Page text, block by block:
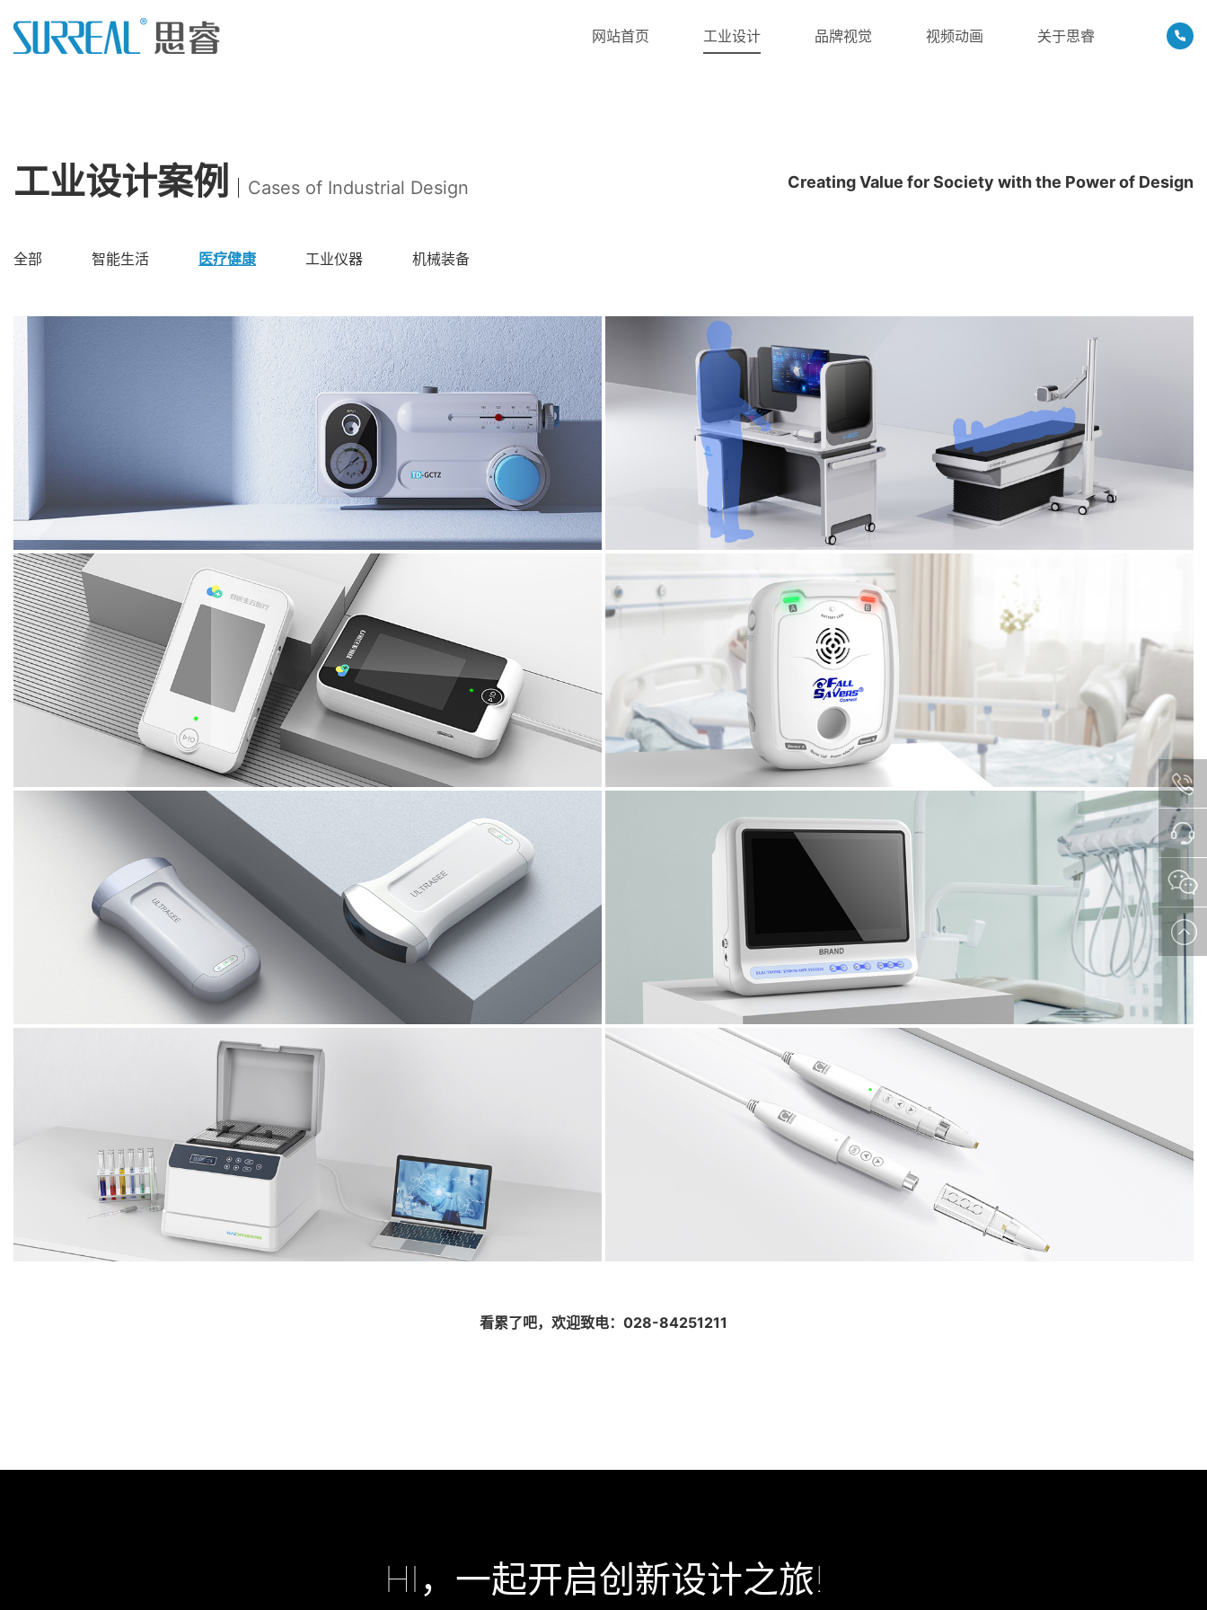
网站首页 工业设计 品牌视觉 视频动画 关于思睿
工业设计案例 Cases of Industrial Design Creating Value for Society with the Power of Design
全部 智能生活 医疗健康 工业仪器 机械装备
小儿灌肠手术套装
Pediatric enema set
心血管介入手术机器人
Cardiovascular interventional surgery robot
病床控制器
高清内窥镜
High definition endoscope
Handheld human tissue detection probe
看累了吧，欢迎致电：028-84251211
HI，一起开启创新设计之旅!
028-
在线沟